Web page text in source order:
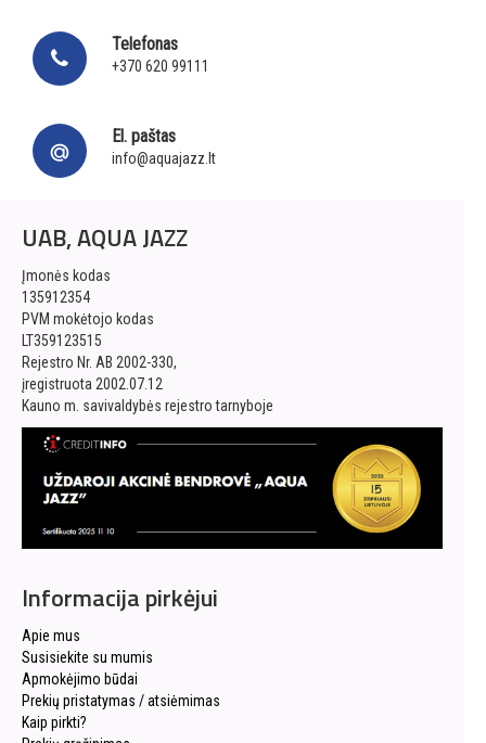
Telefonas
+370 620 99111
El. paštas
info@aquajazz.lt
UAB, AQUA JAZZ
Įmonės kodas
135912354
PVM mokėtojo kodas
LT359123515
Rejestro Nr. AB 2002-330,
įregistruota 2002.07.12
Kauno m. savivaldybės rejestro tarnyboje
Informacija pirkėjui
Apie mus
Susisiekite su mumis
Apmokėjimo būdai
Prekių pristatymas / atsiėmimas
Kaip pirkti?